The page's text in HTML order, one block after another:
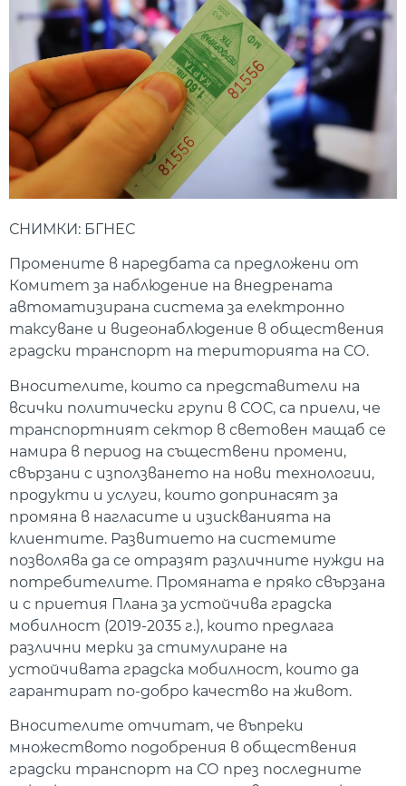
СНИМКИ: БГНЕС
Промените в наредбата са предложени от
Комитет за наблюдение на внедрената
автоматизирана система за електронно
таксуване и видеонаблюдение в обществения
градски транспорт на територията на СО.
Вносителите, които са представители на
всички политически групи в СОС, са приели, че
транспортният сектор в световен мащаб се
намира в период на съществени промени,
свързани с използването на нови технологии,
продукти и услуги, които допринасят за
промяна в нагласите и изискванията на
клиентите. Развитието на системите
позволява да се отразят различните нужди на
потребителите. Промяната е пряко свързана
и с приетия Плана за устойчива градска
мобилност (2019-2035 г.), които предлага
различни мерки за стимулиране на
устойчивата градска мобилност, които да
гарантират по-добро качество на живот.
Вносителите отчитат, че въпреки
множеството подобрения в обществения
градски транспорт на СО през последните